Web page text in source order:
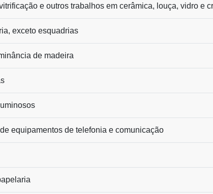
e outros trabalhos em cerâmica, louça, vidro e
exceto esquadrias
de madeira
equipamentos de telefonia e comunicação